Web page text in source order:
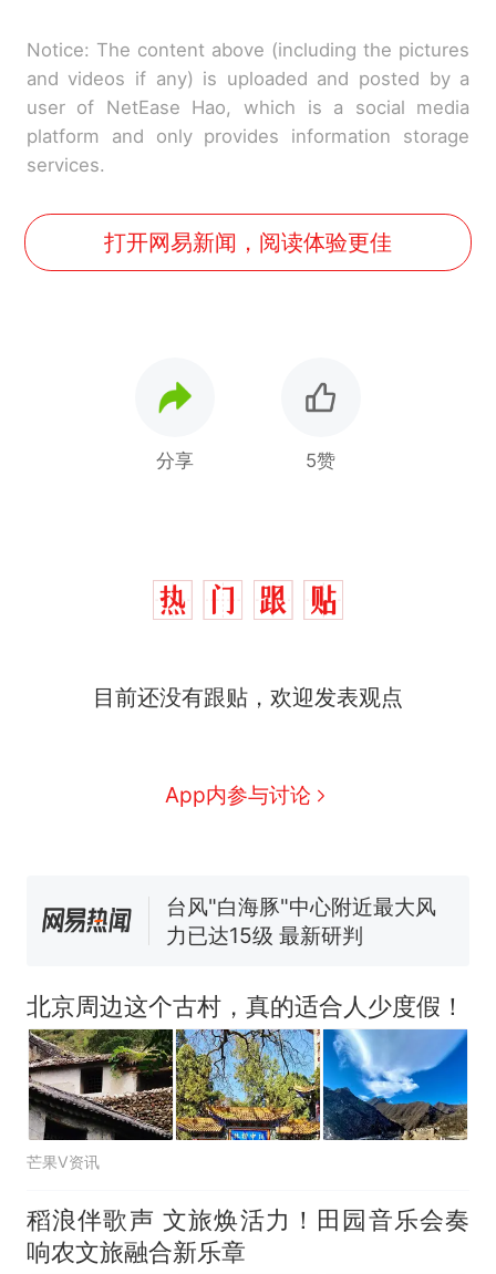
Notice: The content above (including the pictures
and videos if any) is uploaded and posted by a
user of NetEase Hao, which is a social media
platform and only provides information storage
services.
打开网易新闻，阅读体验更佳
分享 5赞
目前还没有跟贴，欢迎发表观点
App内参与讨论
人生
新 费大厨“全国小炒肉大王”称
了……
台风"白海豚"中心附近最大风
力已达15级 最新研判
试前13名均遭淘汰？教育局：
已叫停招聘，成立调查组全面
核查
笔试第一被第二名传话劝弃考
官方通报
热 那个在床头放菜刀的女孩，
因老师一句“跟我回家”改写了
人生
北京周边这个古村，真的适合人少度假！
芒果V资讯
稻浪伴歌声 文旅焕活力！田园音乐会奏
响农文旅融合新乐章